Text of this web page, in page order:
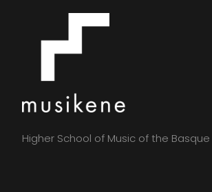
Higher School of Music of the